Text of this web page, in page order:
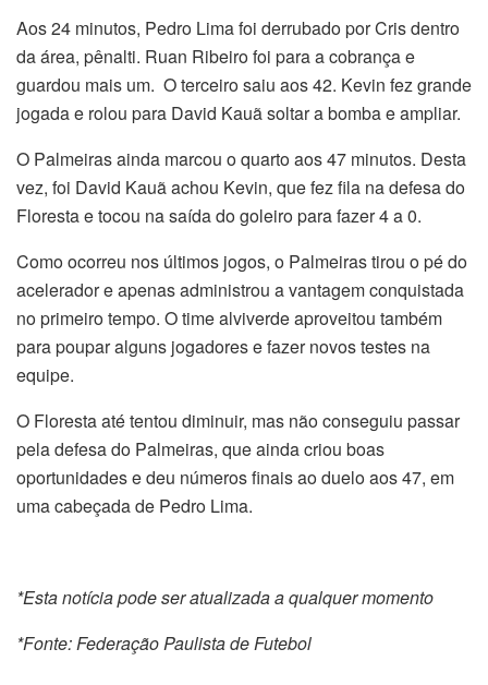
Aos 24 minutos, Pedro Lima foi derrubado por Cris dentro
da área, pênalti. Ruan Ribeiro foi para a cobrança e
guardou mais um. O terceiro saiu aos 42. Kevin fez grande
jogada e rolou para David Kauã soltar a bomba e ampliar.
O Palmeiras ainda marcou o quarto aos 47 minutos. Desta
vez, foi David Kauã achou Kevin, que fez fila na defesa do
Floresta e tocou na saída do goleiro para fazer 4 a 0.
Como ocorreu nos últimos jogos, o Palmeiras tirou o pé do
acelerador e apenas administrou a vantagem conquistada
no primeiro tempo. O time alviverde aproveitou também
para poupar alguns jogadores e fazer novos testes na
equipe.
O Floresta até tentou diminuir, mas não conseguiu passar
pela defesa do Palmeiras, que ainda criou boas
oportunidades e deu números finais ao duelo aos 47, em
uma cabeçada de Pedro Lima.
*Esta notícia pode ser atualizada a qualquer momento
*Fonte: Federação Paulista de Futebol